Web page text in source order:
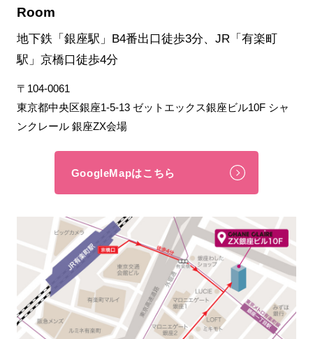
Room
地下鉄「銀座駅」B4番出口徒歩3分、JR「有楽町
駅」京橋口徒歩4分
〒104-0061
東京都中央区銀座1-5-13 ゼットエックス銀座ビル10F シャ
ンクレール 銀座ZX会場
GoogleMapはこちら